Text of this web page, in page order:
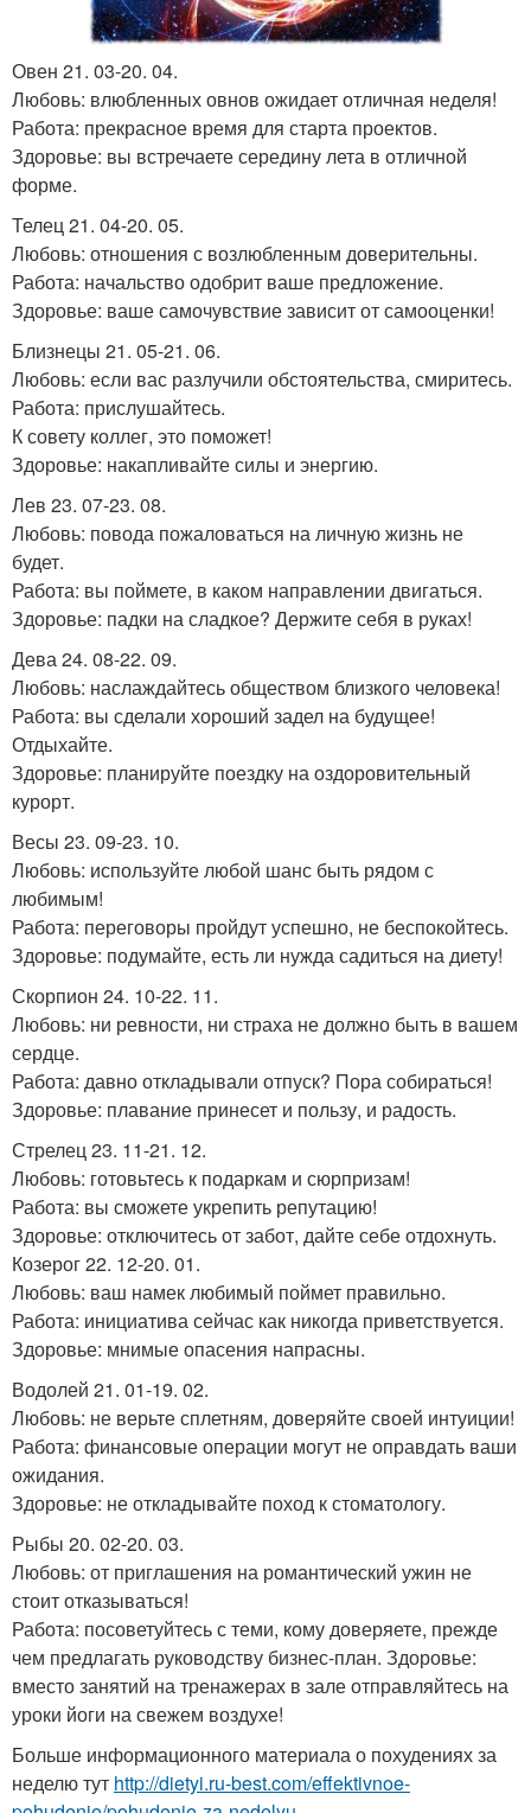
Овен 21. 03-20. 04.
Любовь: влюбленных овнов ожидает отличная неделя!
Работа: прекрасное время для старта проектов.
Здоровье: вы встречаете середину лета в отличной
форме.
Телец 21. 04-20. 05.
Любовь: отношения с возлюбленным доверительны.
Работа: начальство одобрит ваше предложение.
Здоровье: ваше самочувствие зависит от самооценки!
Близнецы 21. 05-21. 06.
Любовь: если вас разлучили обстоятельства, смиритесь.
Работа: прислушайтесь.
К совету коллег, это поможет!
Здоровье: накапливайте силы и энергию.
Лев 23. 07-23. 08.
Любовь: повода пожаловаться на личную жизнь не
будет.
Работа: вы поймете, в каком направлении двигаться.
Здоровье: падки на сладкое? Держите себя в руках!
Дева 24. 08-22. 09.
Любовь: наслаждайтесь обществом близкого человека!
Работа: вы сделали хороший задел на будущее!
Отдыхайте.
Здоровье: планируйте поездку на оздоровительный
курорт.
Весы 23. 09-23. 10.
Любовь: используйте любой шанс быть рядом с
любимым!
Работа: переговоры пройдут успешно, не беспокойтесь.
Здоровье: подумайте, есть ли нужда садиться на диету!
Скорпион 24. 10-22. 11.
Любовь: ни ревности, ни страха не должно быть в вашем
сердце.
Работа: давно откладывали отпуск? Пора собираться!
Здоровье: плавание принесет и пользу, и радость.
Стрелец 23. 11-21. 12.
Любовь: готовьтесь к подаркам и сюрпризам!
Работа: вы сможете укрепить репутацию!
Здоровье: отключитесь от забот, дайте себе отдохнуть.
Козерог 22. 12-20. 01.
Любовь: ваш намек любимый поймет правильно.
Работа: инициатива сейчас как никогда приветствуется.
Здоровье: мнимые опасения напрасны.
Водолей 21. 01-19. 02.
Любовь: не верьте сплетням, доверяйте своей интуиции!
Работа: финансовые операции могут не оправдать ваши
ожидания.
Здоровье: не откладывайте поход к стоматологу.
Рыбы 20. 02-20. 03.
Любовь: от приглашения на романтический ужин не
стоит отказываться!
Работа: посоветуйтесь с теми, кому доверяете, прежде
чем предлагать руководству бизнес-план. Здоровье:
вместо занятий на тренажерах в зале отправляйтесь на
уроки йоги на свежем воздухе!
Больше информационного материала о похудениях за
неделю тут http://dietyi.ru-best.com/effektivnoe-